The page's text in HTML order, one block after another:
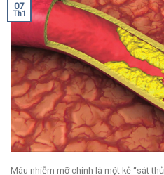
07
Th1
Máu nhiễm mỡ chính là một kẻ “sát